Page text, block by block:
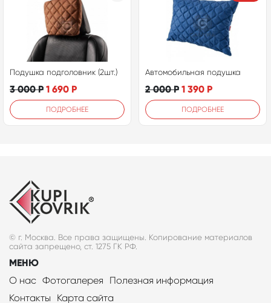
Подушка подголовник (2шт.)
3 000Р 1 690 Р
ПОДРОБНЕЕ
Автомобильная подушка
2 000Р 1 390 Р
ПОДРОБНЕЕ
© г. Москва. Все права защищены. Копирование материалов
сайта запрещено, ст. 1275 ГК РФ.
МЕНЮ
О нас Фотогалерея
Полезная информация
Контакты
Карта сайта